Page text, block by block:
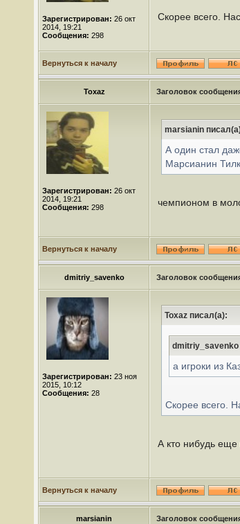
Зарегистрирован: 26 окт
2014, 19:21
Сообщения: 298
Скорее всего.
Вернуться к началу
Toxaz Заголовок
Зарегистрирован: 26 окт
2014, 19:21
Сообщения: 298
marsianin
А один стал
Марсианин Тилк.
чемпионом в
Вернуться к началу
dmitriy_savenko Заголовок
Зарегистрирован: 23 ноя
2015, 10:12
Сообщения: 28
Toxaz писал(а):
dmitriy_savenko
а игроки из
Скорее всего.
А кто нибудь еще
Вернуться к началу
marsianin Заголовок